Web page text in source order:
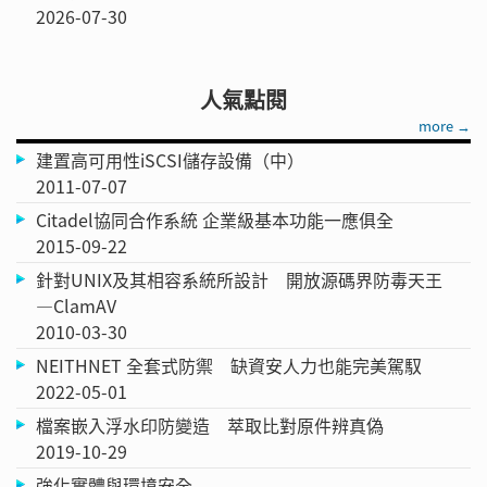
2026-07-30
人氣點閱
more →
建置高可用性iSCSI儲存設備（中）
2011-07-07
Citadel協同合作系統 企業級基本功能一應俱全
2015-09-22
針對UNIX及其相容系統所設計 開放源碼界防毒天王
—ClamAV
2010-03-30
NEITHNET 全套式防禦 缺資安人力也能完美駕馭
2022-05-01
檔案嵌入浮水印防變造 萃取比對原件辨真偽
2019-10-29